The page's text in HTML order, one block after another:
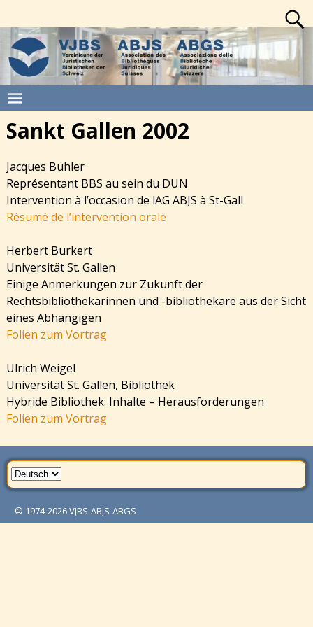
Sankt Gallen 2002
Jacques Bühler
Représentant BBS au sein du DUN
Intervention à l’occasion de lAG ABJS à St-Gall
Résumé de l’intervention orale
Herbert Burkert
Universität St. Gallen
Einige Anmerkungen zur Zukunft der
Rechtsbibliothekarinnen und -bibliothekare aus der Sicht
eines Abhängigen
Folien zum Vortrag
Ulrich Weigel
Universität St. Gallen, Bibliothek
Hybride Bibliothek: Inhalte – Herausforderungen
Folien zum Vortrag
© 1974-2026VJBS-ABJS-ABGS